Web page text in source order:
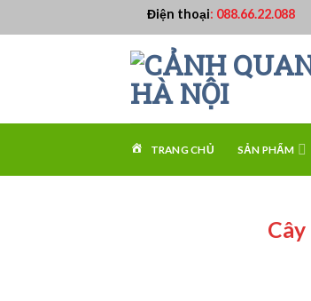
to
Điện thoại: 088.66.22.088
TRANG CHỦ SẢN PHẨM